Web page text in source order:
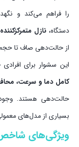
را فراهم می‌کند و
دستگاه، نازل
از حالت‌دهی صاف تا
این سشوار برای
کامل دما و سرعت،
حالت‌دهی هستند.
بسیاری از مدل‌های
ویژگی‌های